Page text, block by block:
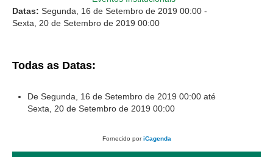
Desembargadores
Seções Especializadas
Juízes Roraima
Juízes Interior
Diretores
Datas: Segunda, 16 de Setembro de 2019 00:00 -
Sexta, 20 de Setembro de 2019 00:00
Todas as Datas:
De Segunda, 16 de Setembro de 2019 00:00 até
Sexta, 20 de Setembro de 2019 00:00
Fornecido poriCagenda